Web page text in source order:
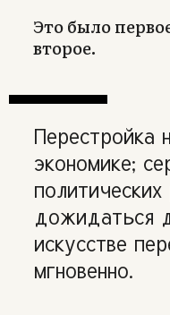
Это было
второе.
Перестройка
экономике;
дожидаться
искусстве
мгновенно.